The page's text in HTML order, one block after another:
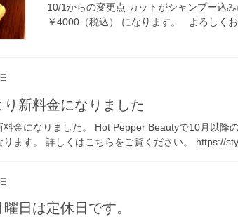
10/1からの変更点 カットがシャンプー込
￥4000（税込） になります。 よろしく
新料金になりました
金になりました。 Hot Pepper Beautyで10月以降
ります。 詳しくはこちらをご覧ください。 https://
日は定休日です。